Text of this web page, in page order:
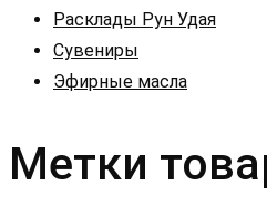
Расклады Рун Удая
Сувениры
Эфирные масла
Метки